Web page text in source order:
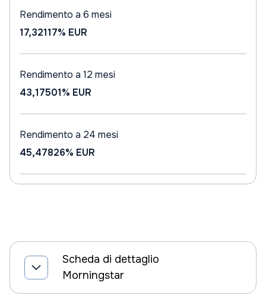
Rendimento a 6 mesi
17,32117% EUR
Rendimento a 12 mesi
43,17501% EUR
Rendimento a 24 mesi
45,47826% EUR
Scheda di dettaglio
Morningstar